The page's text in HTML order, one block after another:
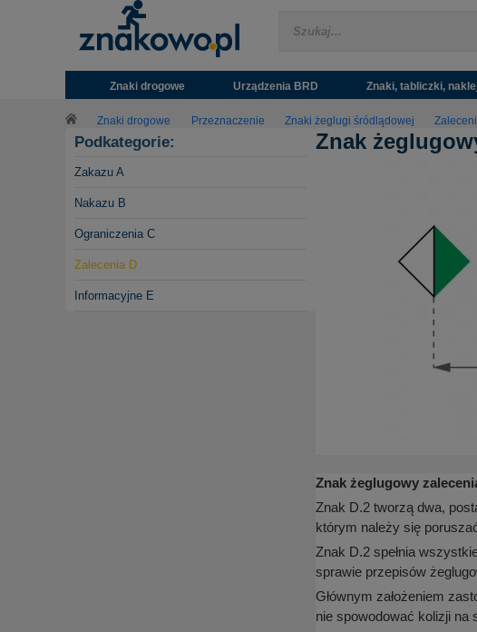
Znaki drogowe Urządzenia BRD Znaki, tabliczki,
Znaki drogowe Przeznaczenie Znaki żeglugi śródlądowej
Podkategorie:
Zakazu A
Nakazu B
Ograniczenia C
Zalecenia D
Informacyjne E
Znak
Znak żeglugowy
Znak D.2 tworzą dwa,
którym należy się
Znak D.2 spełnia
sprawie przepisów
Głównym założeniem
nie spowodować kolizji na